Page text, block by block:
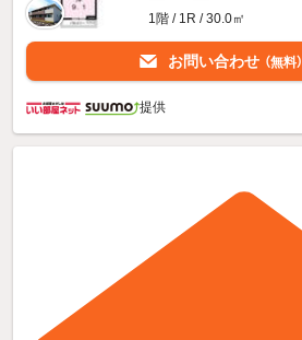
1階 / 1R / 30.0㎡
お問い合わせ （無料）
提供